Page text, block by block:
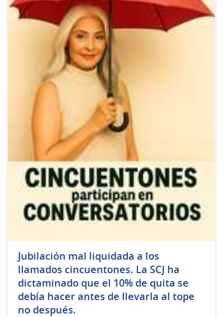
Jubilación mal liquidada a los
llamados cincuentones. La SCJ ha
dictaminado que el 10% de quita se
debía hacer antes de llevarla al tope
no después.